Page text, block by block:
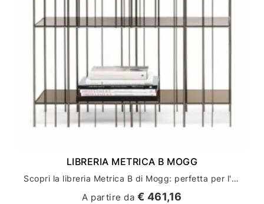
LIBRERIA METRICA B MOGG
Scopri la libreria Metrica B di Mogg: perfetta per l'arredamento della tua casa
A partire da € 461,16